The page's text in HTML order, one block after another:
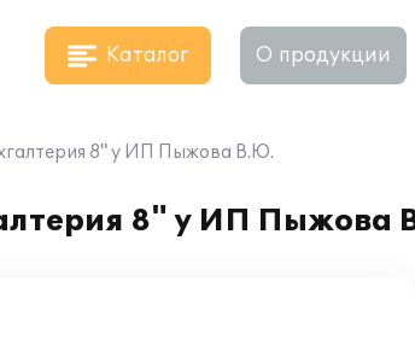
Каталог О продукции
8" у ИП Пыжова В.Ю.
8" у ИП Пыжова